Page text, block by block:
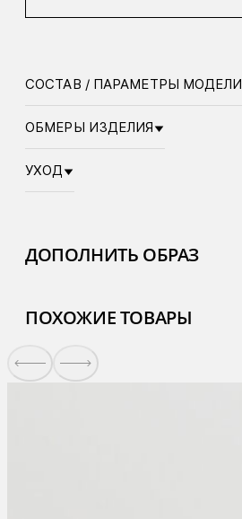
СОСТАВ / ПАРАМЕТРЫ МОДЕЛИ
ОБМЕРЫ ИЗДЕЛИЯ
УХОД
ДОПОЛНИТЬ ОБРАЗ
ПОХОЖИЕ ТОВАРЫ